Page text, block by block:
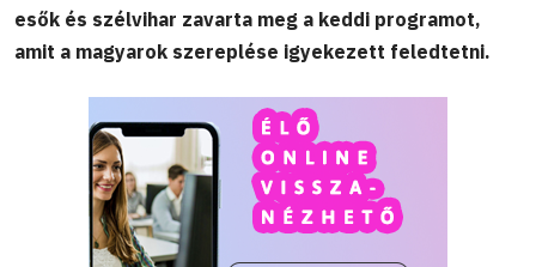
esők és szélvihar zavarta meg a keddi programot,
amit a magyarok szereplése igyekezett feledtetni.